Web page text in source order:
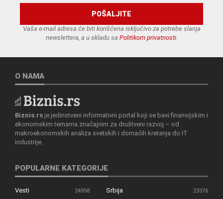
Vaša e-mail adresa će biti korišćena isključivo za potrebe slanja
newslettera, a u skladu sa Politikom privatnosti.
O NAMA
Biznis.rs je jedinstveni informativni portal koji se bavi finansijskim i
ekonomskim temama značajnim za društveni razvoj – od
makroekonomskih analiza svetskih i domaćih kretanja do IT
industrije.
POPULARNE KATEGORIJE
Vesti 24958 Srbija 23376